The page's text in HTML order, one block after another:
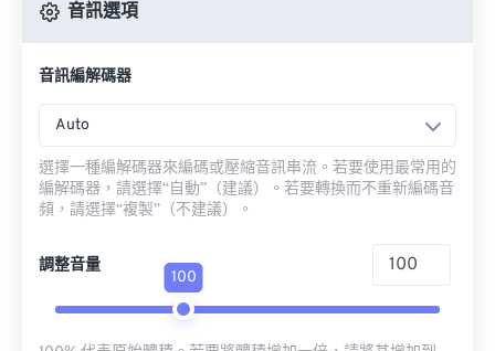
音訊選項
音訊編解碼器
Auto
選擇一種編解碼器來編碼或壓縮音訊串流。若要使用最常用的
編解碼器，請選擇“自動”（建議）。若要轉換而不重新編碼音
頻，請選擇“複製”（不建議）。
調整音量
100